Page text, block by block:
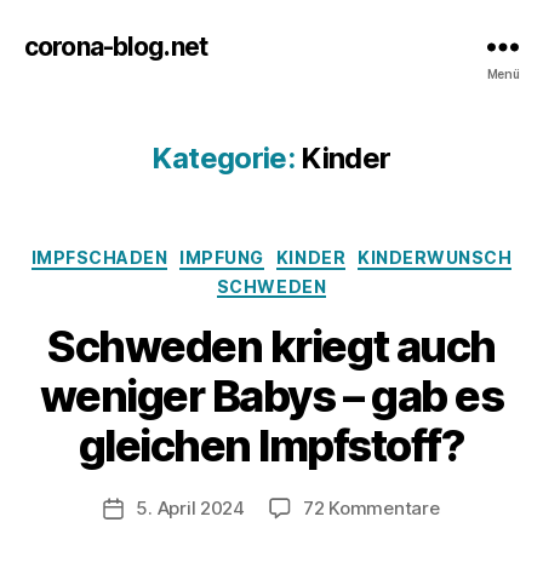
corona-blog.net
Menü
Kategorie: Kinder
Kategorien
IMPFSCHADEN IMPFUNG KINDER
KINDERWUNSCH
SCHWEDEN
Schweden kriegt auch
weniger Babys – gab es
gleichen Impfstoff?
Veröffentlichungsdatum
5. April 2024 72 Kommentarezu